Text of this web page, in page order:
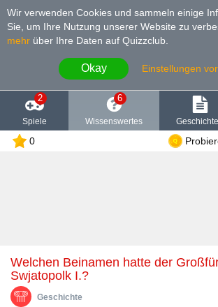
Wir verwenden Cookies und sammeln einige
Sie, um Ihre Nutzung unserer Website zu
mehr über Ihre Daten auf Quizzclub.
Okay Einstellungen
2
Spiele
6
Wissenswertes
0
Welchen Beinamen hatte der Großfürst von Kiew
Swjatopolk I.?
Geschichte